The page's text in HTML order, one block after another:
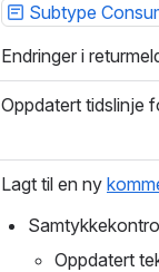
Subtype
Endringer i
Oppdatert tidslinje
Lagt til en ny
Oppdatert